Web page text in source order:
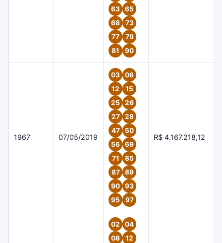
63
65
68
73
77
79
81
90
1967 07/05/2019
03
06
12
15
25
26
27
28
47
50
56
69
71
85
87
89
90
93
95
97
R$ 4.167.218,12
02
04
08
12